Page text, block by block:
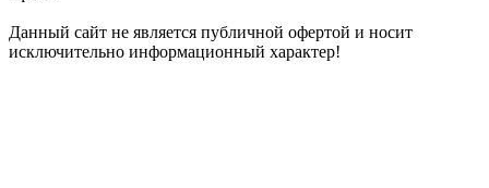
Данный сайт не является публичной офертой и носит
исключительно информационный характер!